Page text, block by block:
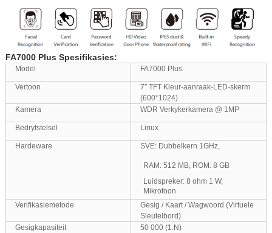
FA7000 Plus Spesifikasies:
Model FA7000 Plus
Vertoon
7″ TFT Kleur-aanraak-LED-skerm
(600*1024)
Kamera
WDR Verkykerkamera @ 1MP
Bedryfstelsel Linux
Hardeware SVE: Dubbelkern 1GHz,
RAM: 512 MB, ROM: 8 GB
Luidspreker: 8 ohm 1 W,
Mikrofoon
Verifikasiemetode
Gesig / Kaart / Wagwoord (Virtuele
Sleutelbord)
Gesigkapasiteit
50 000 (1:N)